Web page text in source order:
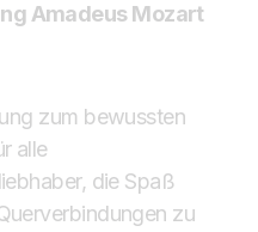
Amadeus Mozart
zum bewussten
alle
die Spaß
zu